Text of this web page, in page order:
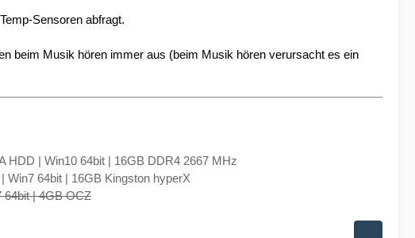
Sensoren abfragt.
beim Musik hören immer aus (beim Musik hören verursacht es ein
HDD | Win10 64bit | 16GB DDR4 2667 MHz
64bit | 16GB Kingston hyperX
64bit | 4GB OCZ